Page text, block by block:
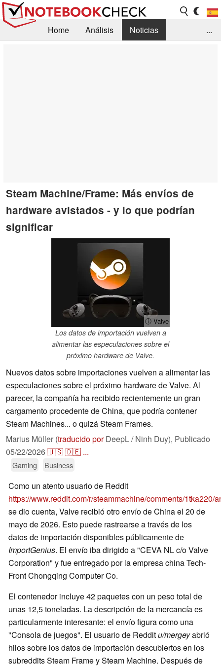
Home Análisis
Noticias
...
Steam Machine/Frame: Más envíos de
hardware avistados - y lo que podrían
significar
ⓘ Valve
Los datos de importación vuelven a
alimentar las especulaciones sobre el
próximo hardware de Valve.
Nuevos datos sobre importaciones vuelven a alimentar las
especulaciones sobre el próximo hardware de Valve. Al
parecer, la compañía ha recibido recientemente un gran
cargamento procedente de China, que podría contener
Steam Machines... o quizá Steam Frames.
Marius Müller (traducido porDeepL / Ninh Duy), Publicado
05/22/2026🇺🇸🇩🇪 ...
Gaming Business
Como un atento usuario de Reddit
https://www.reddit.com/r/steammachine/comments/
se dio cuenta, Valve recibió otro envío de China el 20 de
mayo de 2026. Esto puede rastrearse a través de los
datos de importación disponibles públicamente de
ImportGenius. El envío iba dirigido a "CEVA NL c/o Valve
Corporation" y fue entregado por la empresa china Tech-
Front Chongqing Computer Co.
El contenedor incluye 42 paquetes con un peso total de
unas 12,5 toneladas. La descripción de la mercancía es
particularmente interesante: el envío figura como una
"Consola de juegos". El usuario de Redditu/mergeyabrió
hilos sobre los datos de importación descubiertos en los
subreddits Steam Frame y Steam Machine. Después de